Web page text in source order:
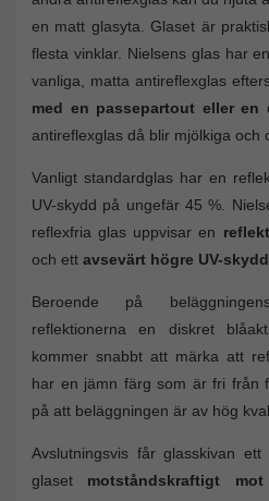
en matt glasyta. Glaset är
flesta vinklar. Nielsens glas har
vanliga, matta antireflexglas
med en passepartout eller en
antireflexglas då blir mjölkiga och
Vanligt standardglas har en
UV-skydd på ungefär 45 %.
reflexfria glas uppvisar en
och ett avsevärt högre UV-skydd
Beroende på
reflektionerna en diskret
kommer snabbt att märka att
har en jämn färg som är fri från
på att beläggningen är av hög
Avslutningsvis får glasskivan
glaset motståndskraftigt